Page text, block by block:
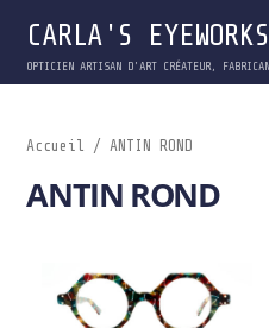
CARLA'S EYEWORKS
OPTICIEN ARTISAN D'ART CRÉATEUR,
Accueil / ANTIN ROND
ANTIN ROND